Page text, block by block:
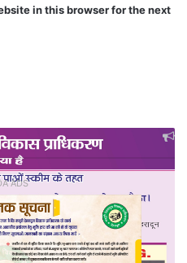
in this browser for the next
ADS